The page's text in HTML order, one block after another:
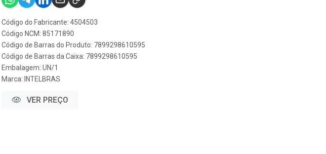
Código do Fabricante: 4504503
Código NCM: 85171890
Código de Barras do Produto: 7899298610595
Código de Barras da Caixa: 7899298610595
Embalagem: UN/1
Marca: INTELBRAS
VER PREÇO